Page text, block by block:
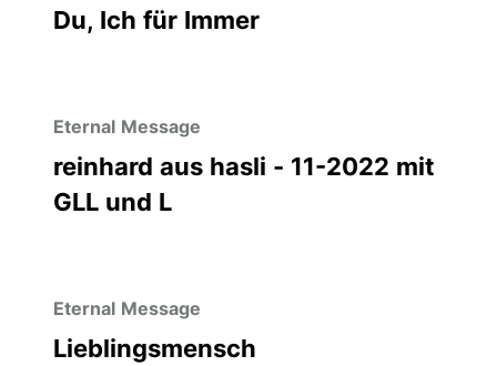
Du, Ich für Immer
Eternal Message
reinhard aus hasli - 11-2022 mit
GLL und L
Eternal Message
Lieblingsmensch